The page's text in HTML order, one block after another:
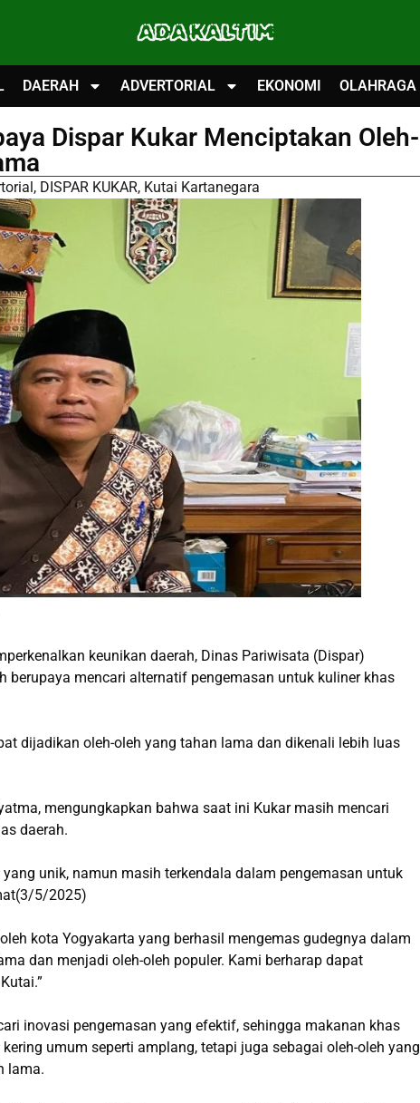
ADA KALTIM
DAERAH ADVERTORIAL EKONOMI OLAHRAGA
Dispar Kukar Menciptakan Oleh-
, DISPAR KUKAR, Kutai Kartanegara
keunikan daerah, Dinas Pariwisata (Dispar)
berupaya mencari alternatif pengemasan untuk kuliner khas
dijadikan oleh-oleh yang tahan lama dan dikenali lebih luas
mengungkapkan bahwa saat ini Kukar masih mencari
daerah.
unik, namun masih terkendala dalam pengemasan untuk
5/2025)
kota Yogyakarta yang berhasil mengemas gudegnya dalam
dan menjadi oleh-oleh populer. Kami berharap dapat
inovasi pengemasan yang efektif, sehingga makanan khas
umum seperti amplang, tetapi juga sebagai oleh-oleh yang
lama.